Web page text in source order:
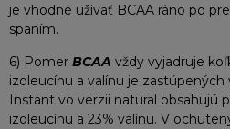
je vhodné užívať BCAA ráno po
spaním.
6) Pomer BCAA vždy vyjadruje
izoleucínu a valínu je zastúpených
Instant vo verzii natural obsahujú
izoleucínu a 23% valínu. V